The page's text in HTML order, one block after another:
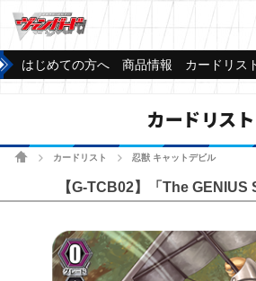
はじめての方へ 商品情報 カードリス
カードリスト
ホームカードリスト 忍獣 キャットデビル
【G-TCB02】「The GENIUS